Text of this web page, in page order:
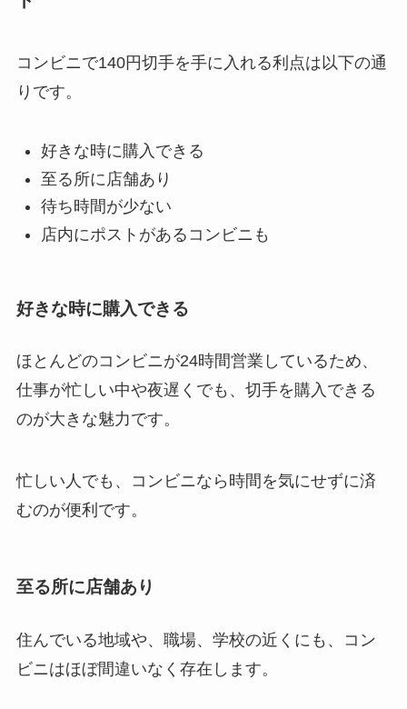
コンビニで140円切手を手に入れる利点は以下の通
りです。
好きな時に購入できる
至る所に店舗あり
待ち時間が少ない
店内にポストがあるコンビニも
好きな時に購入できる
ほとんどのコンビニが24時間営業しているため、
仕事が忙しい中や夜遅くでも、切手を購入できる
のが大きな魅力です。
忙しい人でも、コンビニなら時間を気にせずに済
むのが便利です。
至る所に店舗あり
住んでいる地域や、職場、学校の近くにも、コン
ビニはほぼ間違いなく存在します。